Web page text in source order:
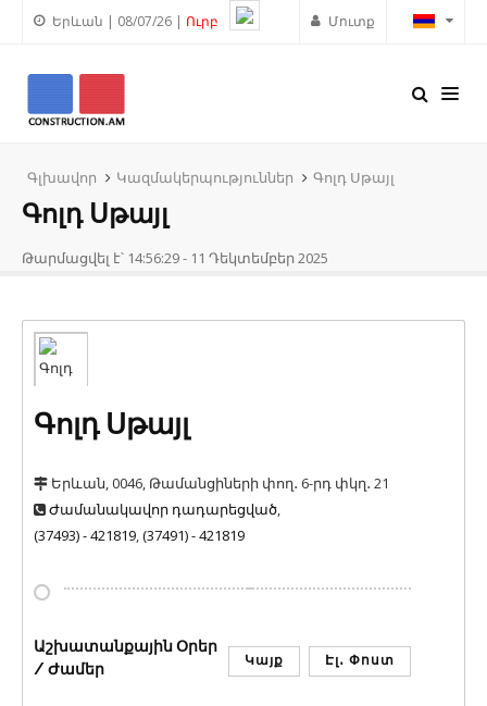
Մուտք
Երևան | 08/07/26 | Ուրբ
Գլխավոր Կազմակերպություններ Գոլդ Սթայլ
Գոլդ Սթայլ
Թարմացվել է՝ 14:56:29 - 11 Դեկտեմբեր 2025
Գոլդ Սթայլ
Երևան, 0046, Թամանցիների փող․ 6-րդ փկղ․ 21
Ժամանակավոր դադարեցված,
(37493) - 421819,(37491) - 421819
Էլ․ Փոստ
Կայք
Աշխատանքային Օրեր
/ Ժամեր